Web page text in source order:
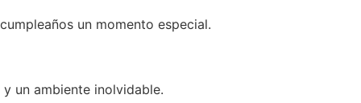
un momento especial.
un ambiente inolvidable.